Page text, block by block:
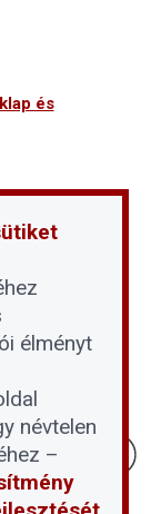
és
élményt
névtelen
–